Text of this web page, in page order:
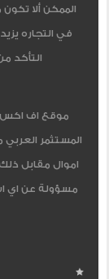
الممكن ألا
في التجاره
التأكد
موقع اف اكس
المستثمر العربي
اموال مقابل ذلك
مسؤولة عن اي